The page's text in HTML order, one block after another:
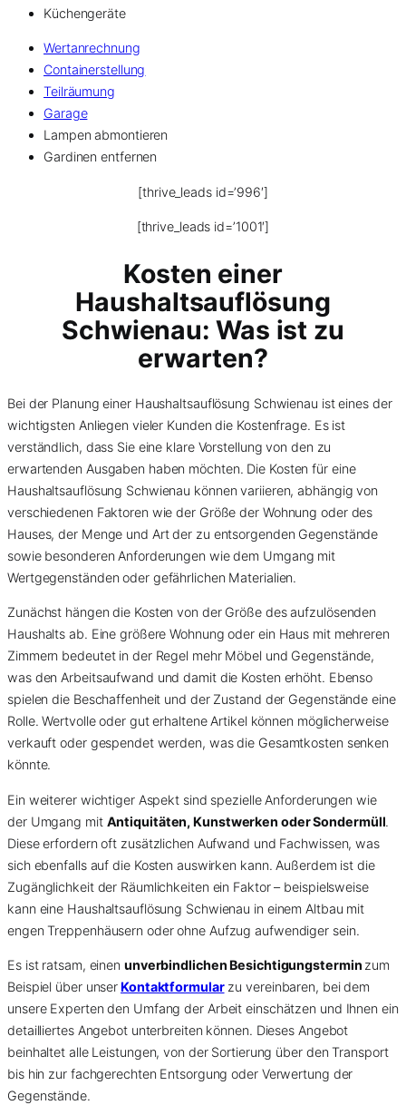
Küchengeräte
Wertanrechnung
Containerstellung
Teilräumung
Garage
Lampen abmontieren
Gardinen entfernen
[thrive_leads id=’996′]
[thrive_leads id=’1001′]
Kosten einer
Haushaltsauflösung
Schwienau: Was ist zu
erwarten?
Bei der Planung einer Haushaltsauflösung Schwienau ist eines der
wichtigsten Anliegen vieler Kunden die Kostenfrage. Es ist
verständlich, dass Sie eine klare Vorstellung von den zu
erwartenden Ausgaben haben möchten. Die Kosten für eine
Haushaltsauflösung Schwienau können variieren, abhängig von
verschiedenen Faktoren wie der Größe der Wohnung oder des
Hauses, der Menge und Art der zu entsorgenden Gegenstände
sowie besonderen Anforderungen wie dem Umgang mit
Wertgegenständen oder gefährlichen Materialien.
Zunächst hängen die Kosten von der Größe des aufzulösenden
Haushalts ab. Eine größere Wohnung oder ein Haus mit mehreren
Zimmern bedeutet in der Regel mehr Möbel und Gegenstände,
was den Arbeitsaufwand und damit die Kosten erhöht. Ebenso
spielen die Beschaffenheit und der Zustand der Gegenstände eine
Rolle. Wertvolle oder gut erhaltene Artikel können möglicherweise
verkauft oder gespendet werden, was die Gesamtkosten senken
könnte.
Ein weiterer wichtiger Aspekt sind spezielle Anforderungen wie
der Umgang mit Antiquitäten, Kunstwerken oder Sondermüll.
Diese erfordern oft zusätzlichen Aufwand und Fachwissen, was
sich ebenfalls auf die Kosten auswirken kann. Außerdem ist die
Zugänglichkeit der Räumlichkeiten ein Faktor – beispielsweise
kann eine Haushaltsauflösung Schwienau in einem Altbau mit
engen Treppenhäusern oder ohne Aufzug aufwendiger sein.
Es ist ratsam, einen unverbindlichen Besichtigungstermin zum
Beispiel über unserKontaktformularzu vereinbaren, bei dem
unsere Experten den Umfang der Arbeit einschätzen und Ihnen ein
detailliertes Angebot unterbreiten können. Dieses Angebot
beinhaltet alle Leistungen, von der Sortierung über den Transport
bis hin zur fachgerechten Entsorgung oder Verwertung der
Gegenstände.